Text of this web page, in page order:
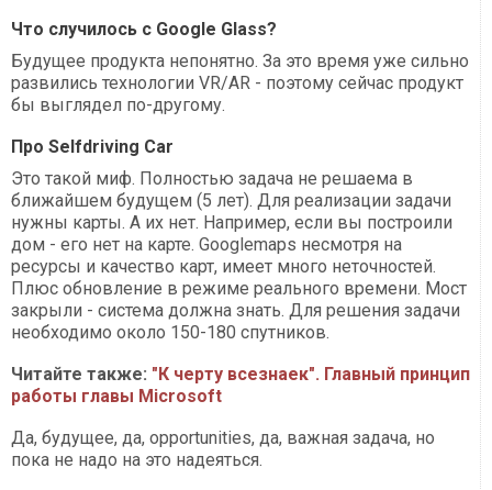
Что случилось с Google Glass?
Будущее продукта непонятно. За это время уже сильно
развились технологии VR/AR - поэтому сейчас продукт
бы выглядел по-другому.
Про Selfdriving Car
Это такой миф. Полностью задача не решаема в
ближайшем будущем (5 лет). Для реализации задачи
нужны карты. А их нет. Например, если вы построили
дом - его нет на карте. Googlemaps несмотря на
ресурсы и качество карт, имеет много неточностей.
Плюс обновление в режиме реального времени. Мост
закрыли - система должна знать. Для решения задачи
необходимо около 150-180 спутников.
Читайте также: "К черту всезнаек". Главный принцип
работы главы Microsoft
Да, будущее, да, opportunities, да, важная задача, но
пока не надо на это надеяться.